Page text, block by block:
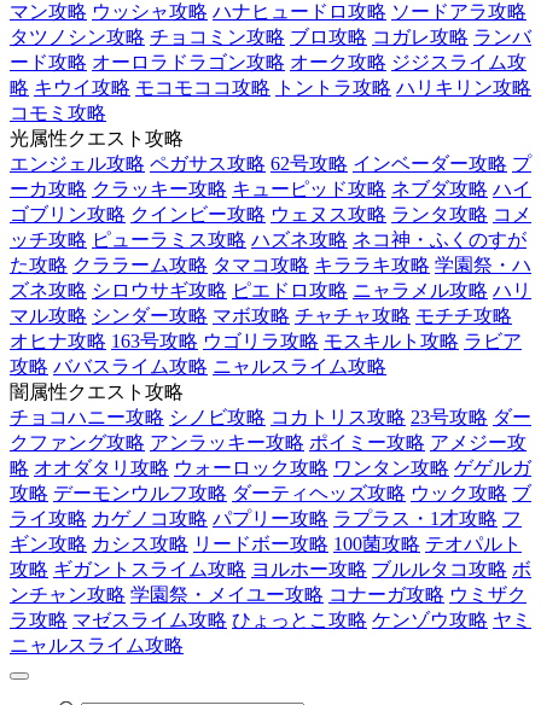
マン攻略 ウッシャ攻略 ハナヒュードロ攻略 ソードアラ攻略
タツノシン攻略 チョコミン攻略 ブロ攻略 コガレ攻略 ランバ
ード攻略 オーロラドラゴン攻略 オーク攻略 ジジスライム攻
略 キウイ攻略 モコモココ攻略 トントラ攻略 ハリキリン攻略
コモミ攻略
光属性クエスト攻略
エンジェル攻略 ペガサス攻略 62号攻略 インベーダー攻略 プ
ーカ攻略 クラッキー攻略 キューピッド攻略 ネブダ攻略 ハイ
ゴブリン攻略 クインビー攻略 ウェヌス攻略 ランタ攻略 コメ
ッチ攻略 ピューラミス攻略 ハズネ攻略 ネコ神・ふくのすが
た攻略 クララーム攻略 タマコ攻略 キララキ攻略 学園祭・ハ
ズネ攻略 シロウサギ攻略 ピエドロ攻略 ニャラメル攻略 ハリ
マル攻略 シンダー攻略 マボ攻略 チャチャ攻略 モチチ攻略
オヒナ攻略 163号攻略 ウゴリラ攻略 モスキルト攻略 ラビア
攻略 ババスライム攻略 ニャルスライム攻略
闇属性クエスト攻略
チョコハニー攻略 シノビ攻略 コカトリス攻略 23号攻略 ダー
クファング攻略 アンラッキー攻略 ポイミー攻略 アメジー攻
略 オオダタリ攻略 ウォーロック攻略 ワンタン攻略 ゲゲルガ
攻略 デーモンウルフ攻略 ダーティヘッズ攻略 ウック攻略 ブ
ライ攻略 カゲノコ攻略 パプリー攻略 ラプラス・1才攻略 フ
ギン攻略 カシス攻略 リードボー攻略 100菌攻略 テオパルト
攻略 ギガントスライム攻略 ヨルホー攻略 ブルルタコ攻略 ボ
ンチャン攻略 学園祭・メイユー攻略 コナーガ攻略 ウミザク
ラ攻略 マゼスライム攻略 ひょっとこ攻略 ケンゾウ攻略 ヤミ
ニャルスライム攻略